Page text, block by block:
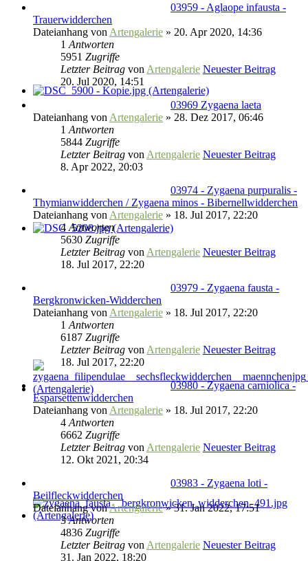
03959 - Aglaope infausta -
Trauerwidderchen
Dateianhang von Artengalerie » 20. Apr 2020, 14:36
1 Antworten
5951 Zugriffe
Letzter Beitrag von Artengalerie Neuester Beitrag
20. Jul 2020, 14:51
03969 Zygaena laeta
Dateianhang von Artengalerie » 28. Dez 2017, 06:46
1 Antworten
5844 Zugriffe
Letzter Beitrag von Artengalerie Neuester Beitrag
8. Apr 2022, 20:03
03974 - Zygaena purpuralis -
Thymianwidderchen / Zygaena minos - Bibernellwidderchen
Dateianhang von Artengalerie » 18. Jul 2017, 22:20
4 Antworten
5630 Zugriffe
Letzter Beitrag von Artengalerie Neuester Beitrag
18. Jul 2017, 22:20
03979 - Zygaena fausta -
Bergkronwicken-Widderchen
Dateianhang von Artengalerie » 18. Jul 2017, 22:20
1 Antworten
6187 Zugriffe
Letzter Beitrag von Artengalerie Neuester Beitrag
18. Jul 2017, 22:20
03980 - Zygaena carniolica -
Esparsettenwidderchen
Dateianhang von Artengalerie » 18. Jul 2017, 22:20
4 Antworten
6662 Zugriffe
Letzter Beitrag von Artengalerie Neuester Beitrag
12. Okt 2021, 20:34
03983 - Zygaena loti -
Beilfleckwidderchen
DateianhangvonArtengalerie» 31. Jan 2022, 17:51
3Antworten
4836 Zugriffe
Letzter Beitrag von Artengalerie Neuester Beitrag
31. Jan 2022, 18:20